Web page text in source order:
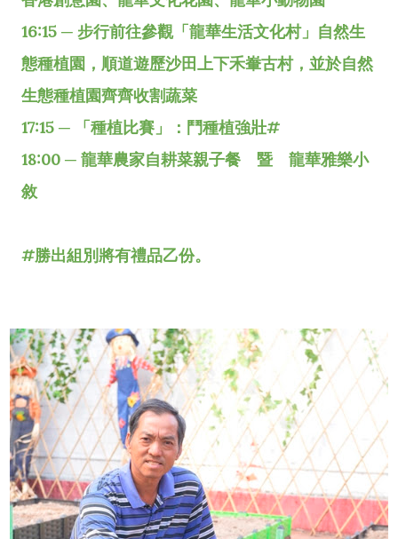
16:15 ─ 步行前往參觀「龍華生活文化村」自然生
態種植園，順道遊歷沙田上下禾輋古村，並於自然
生態種植園齊齊收割蔬菜
17:15 ─ 「種植比賽」：鬥種植強壯#
18:00 ─ 龍華農家自耕菜親子餐 暨 龍華雅樂小
敘
#勝出組別將有禮品乙份。